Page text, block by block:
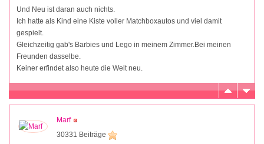
Und Neu ist daran auch nichts.
Ich hatte als Kind eine Kiste voller Matchboxautos und viel damit
gespielt.
Gleichzeitig gab's Barbies und Lego in meinem Zimmer.Bei meinen
Freunden dasselbe.
Keiner erfindet also heute die Welt neu.
Marf
30331 Beiträge